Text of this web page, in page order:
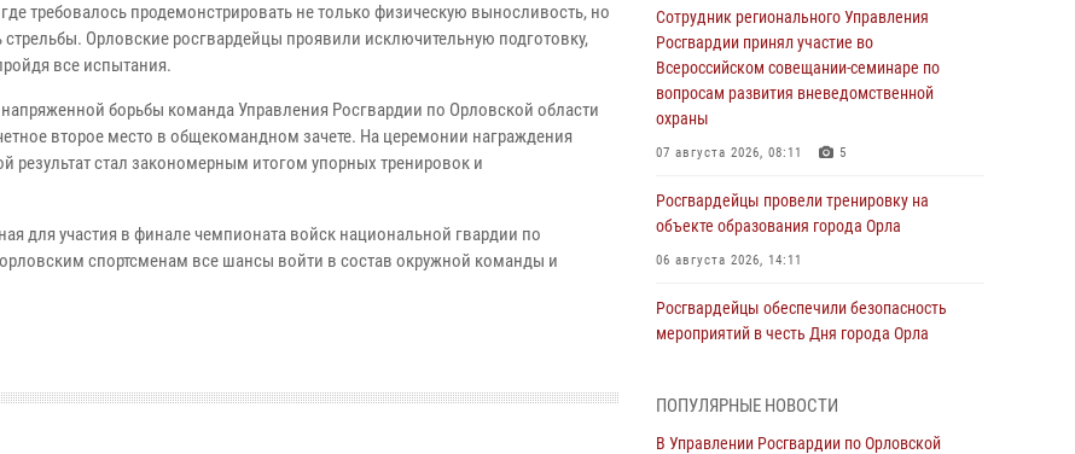
требовалось продемонстрировать не только физическую выносливость, но
стрельбы. Орловские росгвардейцы проявили исключительную подготовку,
все испытания.
борьбы команда Управления Росгвардии по Орловской области
второе место в общекомандном зачете. На церемонии награждения
результат стал закономерным итогом упорных тренировок и
для участия в финале чемпионата войск национальной гвардии по
спортсменам все шансы войти в состав окружной команды и
Сотрудник регионального Управления
Росгвардии принял участие во
Всероссийском совещании-семинаре по
вопросам развития вневедомственной
охраны
07 августа 2026, 08:11 5
Росгвардейцы провели тренировку на
объекте образования города Орла
06 августа 2026, 14:11
Росгвардейцы обеспечили безопасность
мероприятий в честь Дня города Орла
Начальник регионального Управления
Росгвардии принял участие в митинге в честь
ПОПУЛЯРНЫЕ НОВОСТИ
В Управлении Росгвардии по Орловской